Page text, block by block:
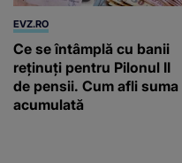
EVZ.RO
Ce se întâmplă cu banii
reținuți pentru Pilonul II
de pensii. Cum afli suma
acumulată